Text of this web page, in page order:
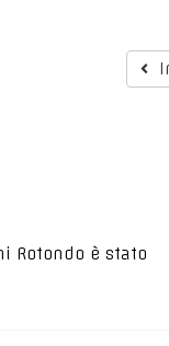
Rotondo è stato